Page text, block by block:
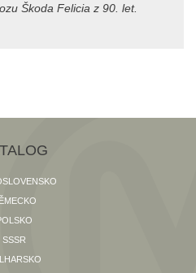
Škoda Felicia z 90. let.
SSSR